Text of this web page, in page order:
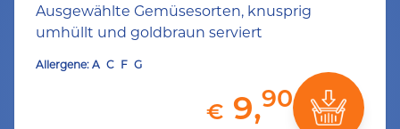
Ausgewählte Gemüsesorten, knusprig
umhüllt und goldbraun serviert
Allergene: A C F G
€ 9,90